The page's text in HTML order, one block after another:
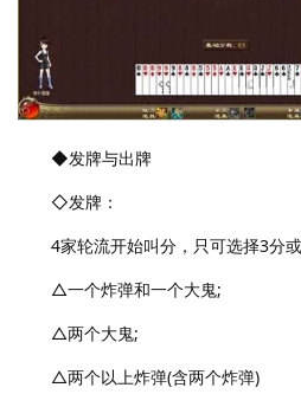
◆发牌与出牌
◇发牌：
4家轮流开始叫分，只可选择3分或
△一个炸弹和一个大鬼;
△两个大鬼;
△两个以上炸弹(含两个炸弹)